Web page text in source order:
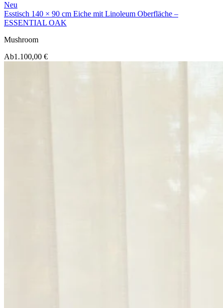
Neu
Esstisch 140 × 90 cm Eiche mit Linoleum Oberfläche –
ESSENTIAL OAK
Mushroom
Ab1.100,00 €